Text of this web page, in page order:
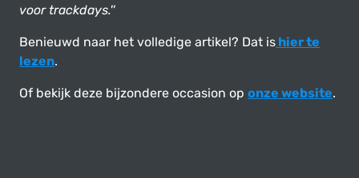
voor trackdays.''
Benieuwd naar het volledige artikel? Dat is hier te
lezen.
Of bekijk deze bijzondere occasion op onze website.